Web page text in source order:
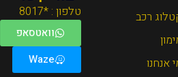
רכב
אנחנו
טלפון : *8017
וואטסאפ
Waze